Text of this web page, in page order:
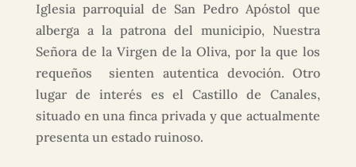
Iglesia parroquial de San Pedro Apóstol que
alberga a la patrona del municipio, Nuestra
Señora de la Virgen de la Oliva, por la que los
requeños sienten autentica devoción. Otro
lugar de interés es el Castillo de Canales,
situado en una finca privada y que actualmente
presenta un estado ruinoso.